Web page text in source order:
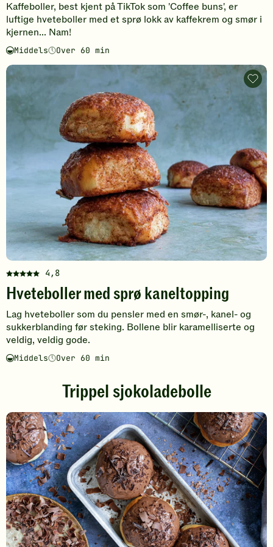
fått
5
av
5
Klikk
for
å
vurdering.
Kaffeboller, best kjent på TikTok som 'Coffee buns', er
luftige hveteboller med et sprø lokk av kaffekrem og smør i
kjernen... Nam!
Vanskelighetsgrad
Middels
TilberedningstidOver 60 min
4,8
Denne
oppskriften
fått
5
av
5
gi
din
vurdering.
Hveteboller med sprø kaneltopping
Lag hveteboller som du pensler med en smør-, kanel- og
sukkerblanding før steking. Bollene blir karamelliserte og
veldig, veldig gode.
Vanskelighetsgrad
Middels
TilberedningstidOver 60 min
med
legg
til
Trippel sjokoladebolle